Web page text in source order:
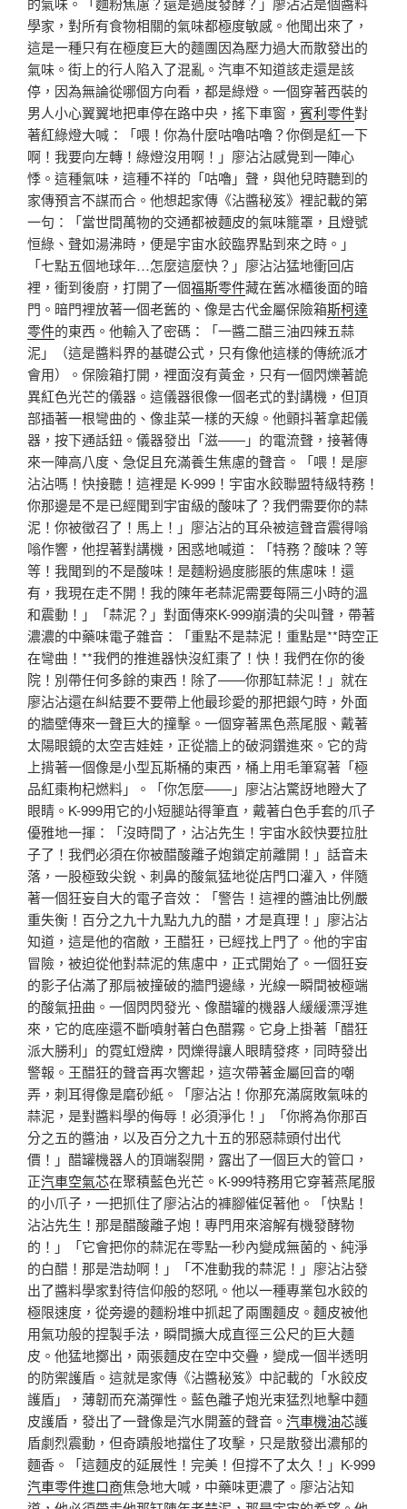
學家，對所有食物相關的氣味都極度敏感。他聞出來了，
這是一種只有在極度巨大的麵團因為壓力過大而散發出的
氣味。街上的行人陷入了混亂。汽車不知道該走還是該
停，因為無論從哪個方向看，都是綠燈。一個穿著西裝的
男人小心翼翼地把車停在路中央，搖下車窗， 賓利零件對
著紅綠燈大喊：「喂！你為什麼咕嚕咕嚕？你倒是紅一下
啊！我要向左轉！綠燈沒用啊！」廖沾沾感覺到一陣心
悸。這種氣味，這種不祥的「咕嚕」聲，與他兒時聽到的
家傳預言不謀而合。他想起家傳《沾醬秘笈》裡記載的第
一句：「當世間萬物的交通都被麵皮的氣味籠罩，且燈號
恒綠、聲如湯沸時，便是宇宙水餃臨界點到來之時。」
「七點五個地球年…怎麼這麼快？」廖沾沾猛地衝回店
裡，衝到後廚，打開了一個福斯零件藏在舊冰櫃後面的暗
門。暗門裡放著一個老舊的、像是古代金屬保險箱斯柯達
零件的東西。他輸入了密碼：「一醬二醋三油四辣五蒜
泥」（這是醬料界的基礎公式，只有像他這樣的傳統派才
會用）。保險箱打開，裡面沒有黃金，只有一個閃爍著詭
異紅色光芒的儀器。這儀器很像一個老式的對講機，但頂
部插著一根彎曲的、像韭菜一樣的天線。他顫抖著拿起儀
器，按下通話鈕。儀器發出「滋——」的電流聲，接著傳
來一陣高八度、急促且充滿養生焦慮的聲音。「喂！是廖
沾沾嗎！快接聽！這裡是 K-999！宇宙水餃聯盟特級特務！
你那邊是不是已經聞到宇宙級的酸味了？我們需要你的蒜
泥！你被徵召了！馬上！」廖沾沾的耳朵被這聲音震得嗡
嗡作響，他捏著對講機，困惑地喊道：「特務？酸味？等
等！我聞到的不是酸味！是麵粉過度膨脹的焦慮味！還
有，我現在走不開！我的陳年老蒜泥需要每隔三小時的溫
和震動！」「蒜泥？」對面傳來K-999崩潰的尖叫聲，帶著
濃濃的中藥味電子雜音：「重點不是蒜泥！重點是**時空正
在彎曲！**我們的推進器快沒紅棗了！快！我們在你的後
院！別帶任何多餘的東西！除了——你那缸蒜泥！」就在
廖沾沾還在糾結要不要帶上他最珍愛的那把銀勺時，外面
的牆壁傳來一聲巨大的撞擊。一個穿著黑色燕尾服、戴著
太陽眼鏡的太空吉娃娃，正從牆上的破洞鑽進來。它的背
上揹著一個像是小型瓦斯桶的東西，桶上用毛筆寫著「極
品紅棗枸杞燃料」。「你怎麼——」廖沾沾驚訝地瞪大了
眼睛。K-999用它的小短腿站得筆直，戴著白色手套的爪子
優雅地一揮：「沒時間了，沾沾先生！宇宙水餃快要拉肚
子了！我們必須在你被醋酸離子炮鎖定前離開！」話音未
落，一股極致尖銳、刺鼻的酸氣猛地從店門口灌入，伴隨
著一個狂妄自大的電子音效：「警告！這裡的醬油比例嚴
重失衡！百分之九十九點九九的醋，才是真理！」廖沾沾
知道，這是他的宿敵，王醋狂，已經找上門了。他的宇宙
冒險，被迫從他對蒜泥的焦慮中，正式開始了。一個狂妄
的影子佔滿了那扇被撞破的牆門邊緣，光線一瞬間被極端
的酸氣扭曲。一個閃閃發光、像醋罐的機器人緩緩漂浮進
來，它的底座還不斷噴射著白色醋霧。它身上掛著「醋狂
派大勝利」的霓虹燈牌，閃爍得讓人眼睛發疼，同時發出
警報。王醋狂的聲音再次響起，這次帶著金屬回音的嘲
弄，刺耳得像是磨砂紙。「廖沾沾！你那充滿腐敗氣味的
蒜泥，是對醬料學的侮辱！必須淨化！」「你將為你那百
分之五的醬油，以及百分之九十五的邪惡蒜頭付出代
價！」醋罐機器人的頂端裂開，露出了一個巨大的管口，
正汽車空氣芯在聚積藍色光芒。K-999特務用它穿著燕尾服
的小爪子，一把抓住了廖沾沾的褲腳催促著他。「快點！
沾沾先生！那是醋酸離子炮！專門用來溶解有機發酵物
的！」「它會把你的蒜泥在零點一秒內變成無菌的、純淨
的白醋！那是浩劫啊！」「不准動我的蒜泥！」廖沾沾發
出了醬料學家對待信仰般的怒吼。他以一種專業包水餃的
極限速度，從旁邊的麵粉堆中抓起了兩團麵皮。麵皮被他
用氣功般的捏製手法，瞬間擴大成直徑三公尺的巨大麵
皮。他猛地擲出，兩張麵皮在空中交疊，變成一個半透明
的防禦護盾。這就是家傳《沾醬秘笈》中記載的「水餃皮
護盾」，薄韌而充滿彈性。藍色離子炮光束猛烈地擊中麵
皮護盾，發出了一聲像是汽水開蓋的聲音。 汽車機油芯護
盾劇烈震動，但奇蹟般地擋住了攻擊，只是散發出濃郁的
麵香。「這麵皮的延展性！完美！但撐不了太久！」K-999
汽車零件進口商焦急地大喊，中藥味更濃了。廖沾沾知